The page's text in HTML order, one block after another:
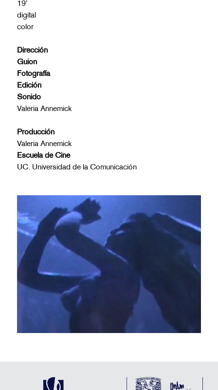
19′
digital
color
Dirección
Guion
Fotografía
Edición
Sonido
Valeria Annemick
Producción
Valeria Annemick
Escuela de Cine
UC. Universidad de la Comunicación